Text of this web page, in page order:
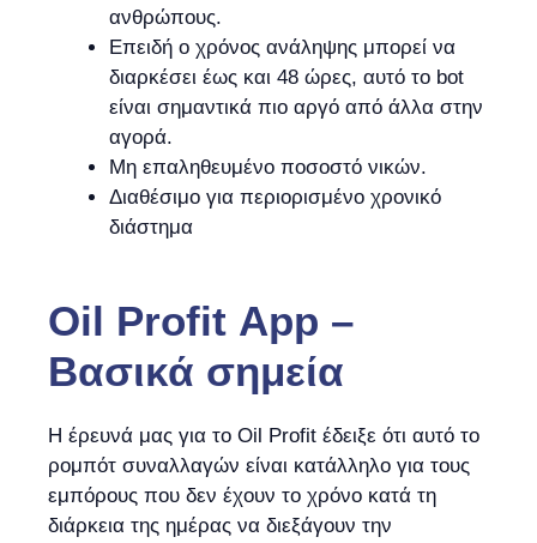
ανθρώπους.
Επειδή ο χρόνος ανάληψης μπορεί να
διαρκέσει έως και 48 ώρες, αυτό το bot
είναι σημαντικά πιο αργό από άλλα στην
αγορά.
Μη επαληθευμένο ποσοστό νικών.
Διαθέσιμο για περιορισμένο χρονικό
διάστημα
Oil Profit App –
Βασικά σημεία
Η έρευνά μας για το Oil Profit έδειξε ότι αυτό το
ρομπότ συναλλαγών είναι κατάλληλο για τους
εμπόρους που δεν έχουν το χρόνο κατά τη
διάρκεια της ημέρας να διεξάγουν την